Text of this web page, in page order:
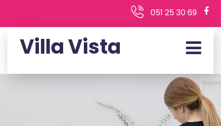
051 25 30 69
Villa Vista